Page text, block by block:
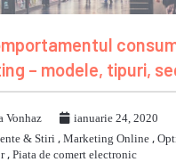
– modele, tipuri,
Vonhaz
ianuarie 24, 2020
& Stiri , Marketing Online ,
, Piata de comert electronic